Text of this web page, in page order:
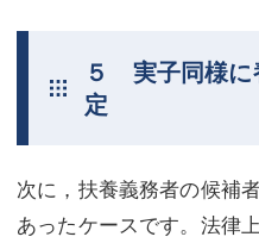
５ 実子同様に
定
次に，扶養義務者の候補
あったケースです。法律